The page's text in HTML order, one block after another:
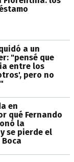
a un
"pensé que
entre los
pero no
en
qué Fernando
la
se pierde el